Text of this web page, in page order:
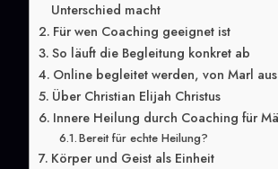
Unterschied macht
Für wen Coaching geeignet ist
So läuft die Begleitung konkret ab
Online begleitet werden, von Marl aus
Über Christian Elijah Christus
Innere Heilung durch Coaching für
Bereit für echte Heilung?
Körper und Geist als Einheit